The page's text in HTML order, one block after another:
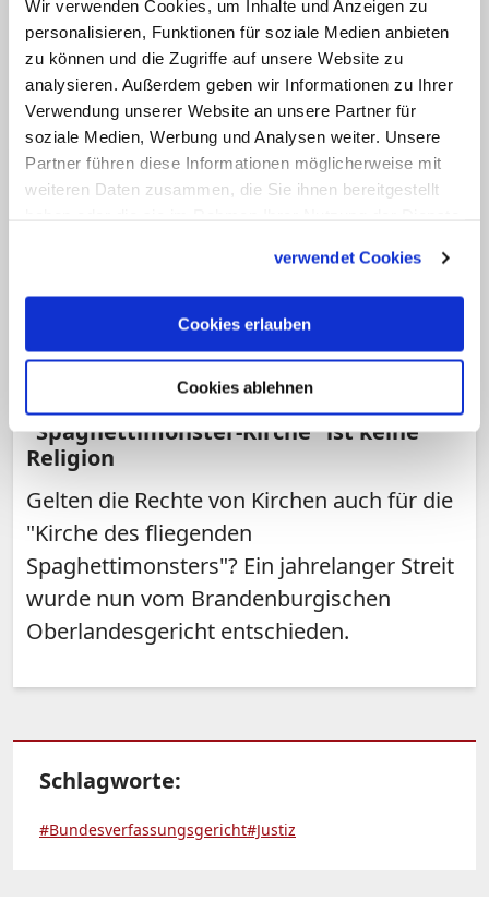
Wir verwenden Cookies, um Inhalte und Anzeigen zu
personalisieren, Funktionen für soziale Medien anbieten
zu können und die Zugriffe auf unsere Website zu
analysieren. Außerdem geben wir Informationen zu Ihrer
Verwendung unserer Website an unsere Partner für
soziale Medien, Werbung und Analysen weiter. Unsere
Partner führen diese Informationen möglicherweise mit
weiteren Daten zusammen, die Sie ihnen bereitgestellt
verwendet Cookies
Cookies erlauben
Cookies ablehnen
Zeiten der Gottesdienste hinweisen
dürfen. (dpa)
Oberlandesgericht in Brandenburg weist
"Spaghettimonster-Kirche" ist keine
Religion
Gelten die Rechte von Kirchen auch für die
"Kirche des fliegenden
Spaghettimonsters"? Ein jahrelanger Streit
wurde nun vom Brandenburgischen
Oberlandesgericht entschieden.
Schlagworte:
#Bundesverfassungsgericht#Justiz